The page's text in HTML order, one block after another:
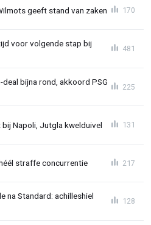
geeft stand van zaken 170
voor volgende stap bij
481
deal bijna rond, akkoord PSG
225
Napoli, Jutgla kwelduivel 131
straffe concurrentie 217
na Standard: achilleshiel
128